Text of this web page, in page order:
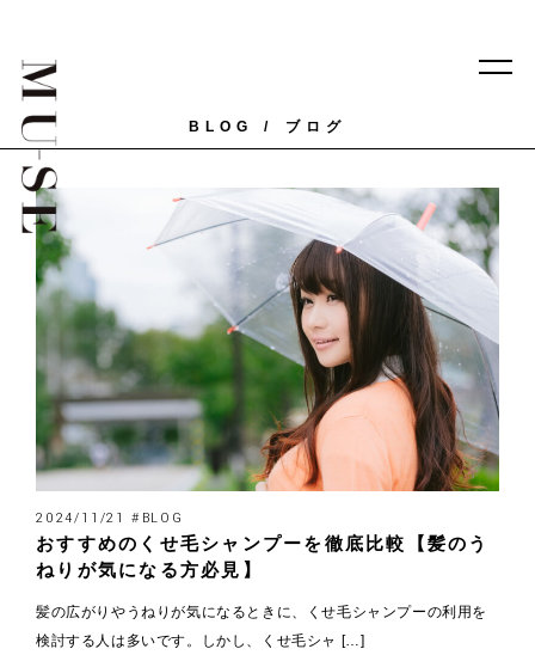
BLOG ブログ
2024/11/21 #BLOG
おすすめのくせ毛シャンプーを徹底比較【髪のう
ねりが気になる方必見】
髪の広がりやうねりが気になるときに、くせ毛シャンプーの利用を
検討する人は多いです。しかし、くせ毛シャ […]